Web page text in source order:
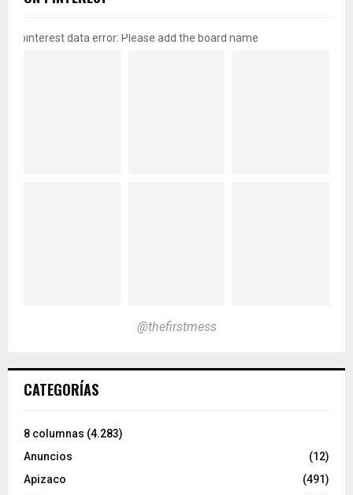
pinterest data error: Please add the board name
@thefirstmess
CATEGORÍAS
8 columnas (4.283)
Anuncios
(12)
Apizaco
(491)